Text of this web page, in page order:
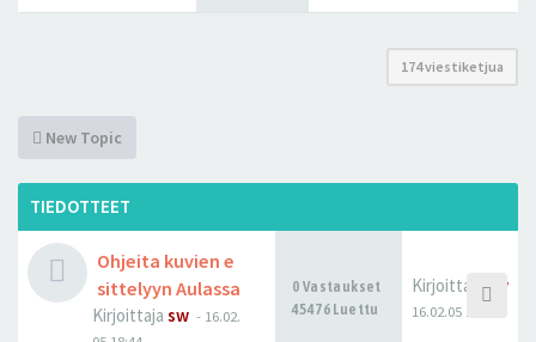
174 viestiketjua
New Topic
TIEDOTTEET
Ohjeita kuvien e
sittelyyn Aulassa
Kirjoittaja sw - 16.02.
0 Vastaukset
45476 Luettu
Kirjoittajasw
16.02.05 18:44